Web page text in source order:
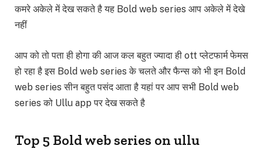
कमरे अकेले में देख सकते है यह Bold web series आप अकेले में देखे
नहीं
आप को तो पता ही होगा की आज कल बहुत ज्यादा ही ott प्लेटफार्म फेमस
हो रहा है इस Bold web series के चलते और फैन्स को भी इन Bold
web series सीन बहुत पसंद आता है यहां पर आप सभी Bold web
series को Ullu app पर देख सकते है
Top 5 Bold web series on ullu